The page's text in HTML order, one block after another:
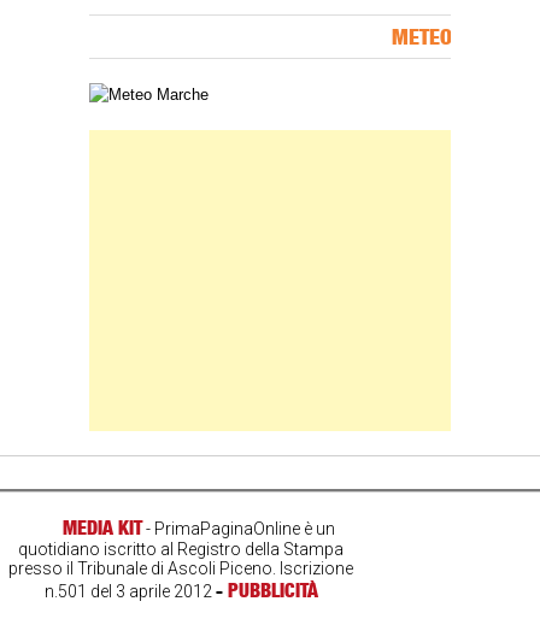
METEO
Carta meteorologica delle Marche
MEDIA KIT- PrimaPaginaOnline è un
quotidiano iscritto al Registro della Stampa
presso il Tribunale di Ascoli Piceno. Iscrizione
n.501 del 3 aprile 2012- PUBBLICITÀ